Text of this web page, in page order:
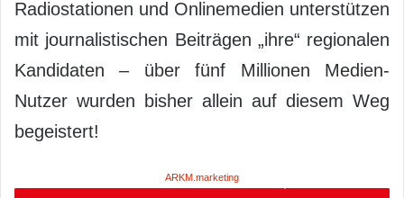
Radiostationen und Onlinemedien unterstützen
mit journalistischen Beiträgen „ihre“ regionalen
Kandidaten – über fünf Millionen Medien-
Nutzer wurden bisher allein auf diesem Weg
begeistert!
ARKM.marketing